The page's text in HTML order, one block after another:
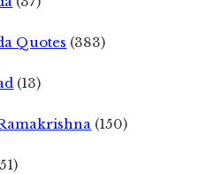
Quotes (383)
(13)
(150)